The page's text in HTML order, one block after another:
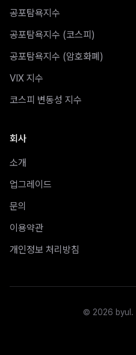
공포탐욕지수
공포탐욕지수 (코스피)
공포탐욕지수 (암호화폐)
VIX 지수
코스피 변동성 지수
회사
소개
업그레이드
문의
이용약관
개인정보 처리방침
© 2026 byul.